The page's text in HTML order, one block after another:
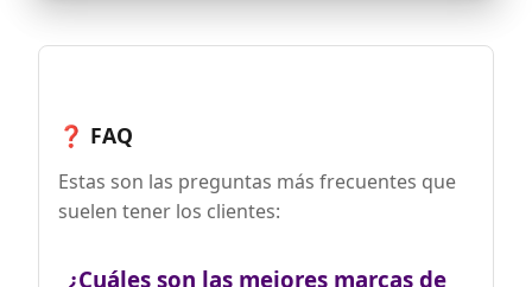
❓ FAQ
Estas son las preguntas más frecuentes que
suelen tener los clientes:
¿Cuáles son las mejores marcas de